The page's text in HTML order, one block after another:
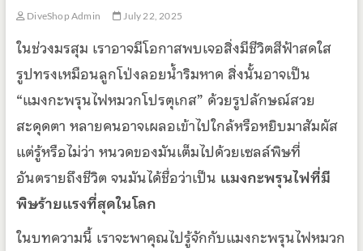
DiveShop Admin July 22, 2025
ในช่วงมรสุม เราอาจมีโอกาสพบเจอสิ่งมีชีวิตสีฟ้าสดใส
รูปทรงเหมือนลูกโป่งลอยน้ำริมหาด สิ่งนั้นอาจเป็น
“แมงกะพรุนไฟหมวกโปรตุเกส” ด้วยรูปลักษณ์สวย
สะดุดตา หลายคนอาจเผลอเข้าไปใกล้หรือหยิบมาสัมผัส
แต่รู้หรือไม่ว่า หนวดของมันเต็มไปด้วยเซลล์พิษที่
อันตรายถึงชีวิต จนมันได้ชื่อว่าเป็น แมงกะพรุนไฟที่มี
พิษร้ายแรงที่สุดในโลก
ในบทความนี้ เราจะพาคุณไปรู้จักกับแมงกะพรุนไฟหมวก